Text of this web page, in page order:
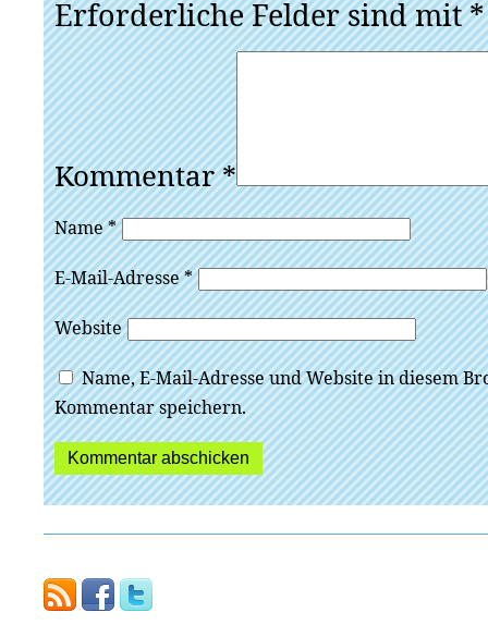
Erforderliche Felder sind mit*
Kommentar*
Name*
E-Mail-Adresse*
Website
Name, E-Mail-Adresse und Website in diesem
Kommentar speichern.